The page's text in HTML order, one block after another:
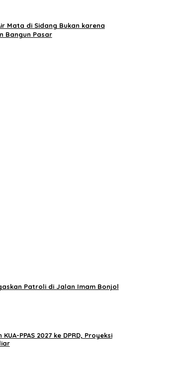
Mata di Sidang Bukan karena
Bangun Pasar
Patroli di Jalan Imam Bonjol
PPAS 2027 ke DPRD, Proyeksi